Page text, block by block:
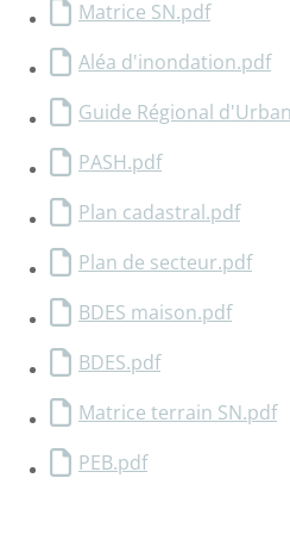
Matrice SN.pdf
Aléa d'inondation.pdf
Guide Régional
PASH.pdf
Plan cadastral.pdf
Plan de secteur.pdf
BDES maison.pdf
BDES.pdf
Matrice terrain SN.pdf
PEB.pdf